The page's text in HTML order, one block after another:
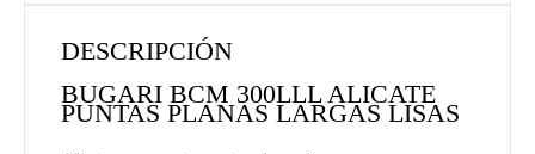
DESCRIPCIÓN
BUGARI BCM 300LLL ALICATE
PUNTAS PLANAS LARGAS LISAS